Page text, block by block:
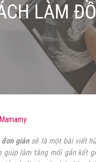
LÀM
Mamamy
giảnsẽ là một bài viết
giúp làm tăng mối gắn kết